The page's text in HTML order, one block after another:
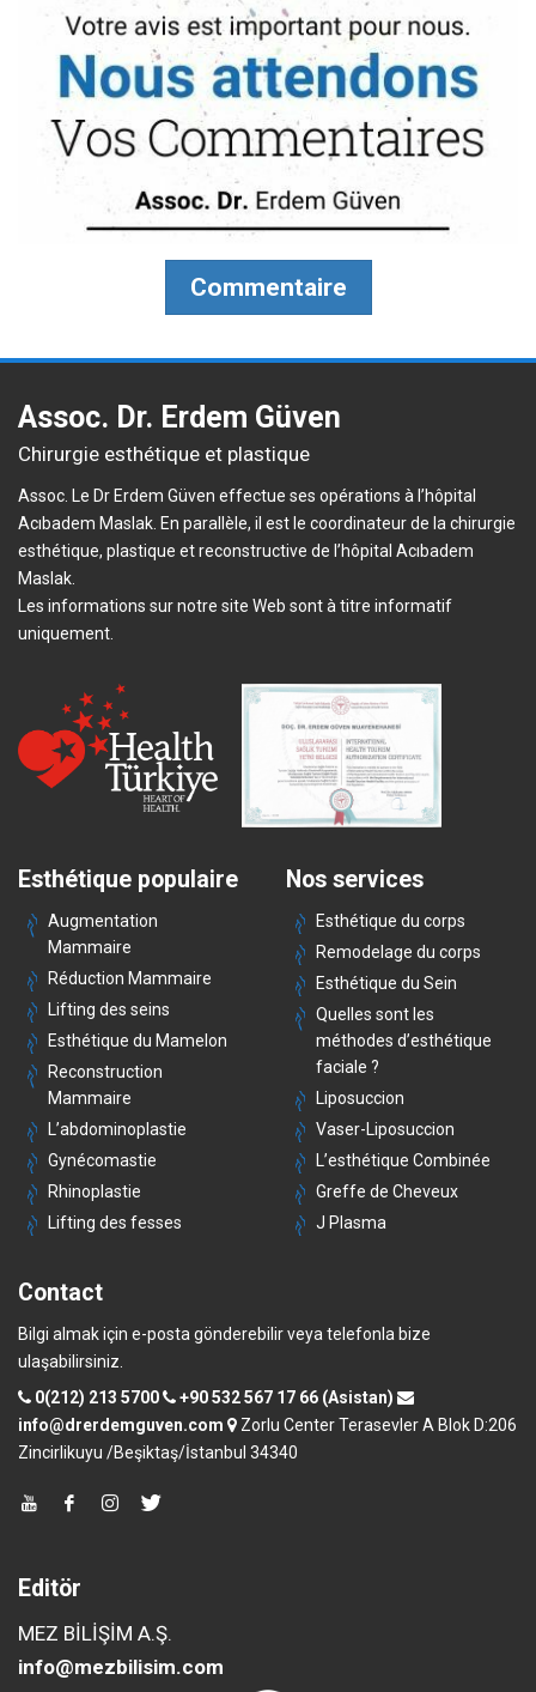
Commentaire
Assoc. Dr. Erdem Güven
Chirurgie esthétique et plastique
Assoc. Le Dr Erdem Güven effectue ses opérations à l’hôpital
Acıbadem Maslak. En parallèle, il est le coordinateur de la chirurgie
esthétique, plastique et reconstructive de l’hôpital Acıbadem
Maslak.
Les informations sur notre site Web sont à titre informatif
uniquement.
Esthétique populaire
Augmentation
Mammaire
Réduction Mammaire
Lifting des seins
Esthétique du Mamelon
Reconstruction
Mammaire
L’abdominoplastie
Gynécomastie
Rhinoplastie
Lifting des fesses
Nos services
Esthétique du corps
Remodelage du corps
Esthétique du Sein
Quelles sont les
méthodes d’esthétique
faciale ?
Liposuccion
Vaser-Liposuccion
L’esthétique Combinée
Greffe de Cheveux
J Plasma
Contact
Bilgi almak için e-posta gönderebilir veya telefonla bize
ulaşabilirsiniz.
0(212) 213 5700
+90 532 567 17 66 (Asistan)
info@drerdemguven.com
Zorlu Center Terasevler A Blok D:206
Zincirlikuyu /Beşiktaş/İstanbul 34340
Editör
MEZ BİLİŞİM A.Ş.
info@mezbilisim.com